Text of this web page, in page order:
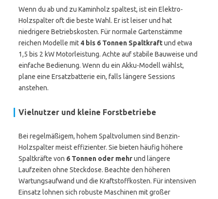
Wenn du ab und zu Kaminholz spaltest, ist ein Elektro-
Holzspalter oft die beste Wahl. Er ist leiser und hat
niedrigere Betriebskosten. Für normale Gartenstämme
reichen Modelle mit 4 bis 6 Tonnen Spaltkraftund etwa
1,5 bis 2 kW Motorleistung. Achte auf stabile Bauweise und
einfache Bedienung. Wenn du ein Akku-Modell wählst,
plane eine Ersatzbatterie ein, falls längere Sessions
anstehen.
Vielnutzer und kleine Forstbetriebe
Bei regelmäßigem, hohem Spaltvolumen sind Benzin-
Holzspalter meist effizienter. Sie bieten häufig höhere
Spaltkräfte von 6 Tonnen oder mehrund längere
Laufzeiten ohne Steckdose. Beachte den höheren
Wartungsaufwand und die Kraftstoffkosten. Für intensiven
Einsatz lohnen sich robuste Maschinen mit großer